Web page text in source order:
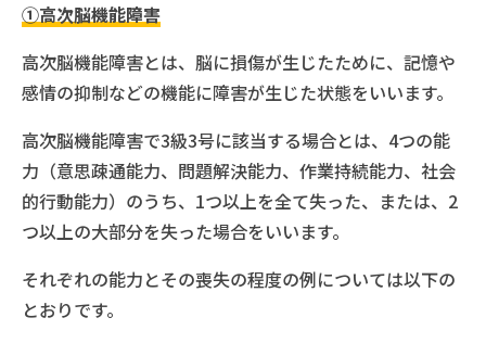
①高次脳機能障害
高次脳機能障害とは、脳に損傷が生じたために、記憶や
感情の抑制などの機能に障害が生じた状態をいいます。
高次脳機能障害で3級3号に該当する場合とは、4つの能
力（意思疎通能力、問題解決能力、作業持続能力、社会
的行動能力）のうち、1つ以上を全て失った、または、2
つ以上の大部分を失った場合をいいます。
それぞれの能力とその喪失の程度の例については以下の
とおりです。